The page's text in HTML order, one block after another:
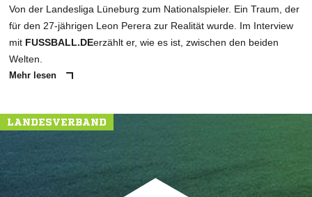
Von der Landesliga Lüneburg zum Nationalspieler. Ein Traum, der
für den 27-jährigen Leon Perera zur Realität wurde. Im Interview
mit FUSSBALL.DEerzählt er, wie es ist, zwischen den beiden
Welten.
Mehr lesen
LANDESVERBAND